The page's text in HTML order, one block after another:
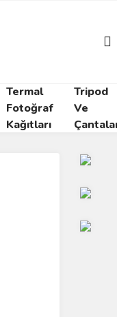
Termal
Fotoğraf
Kağıtları
Tripod
Ve